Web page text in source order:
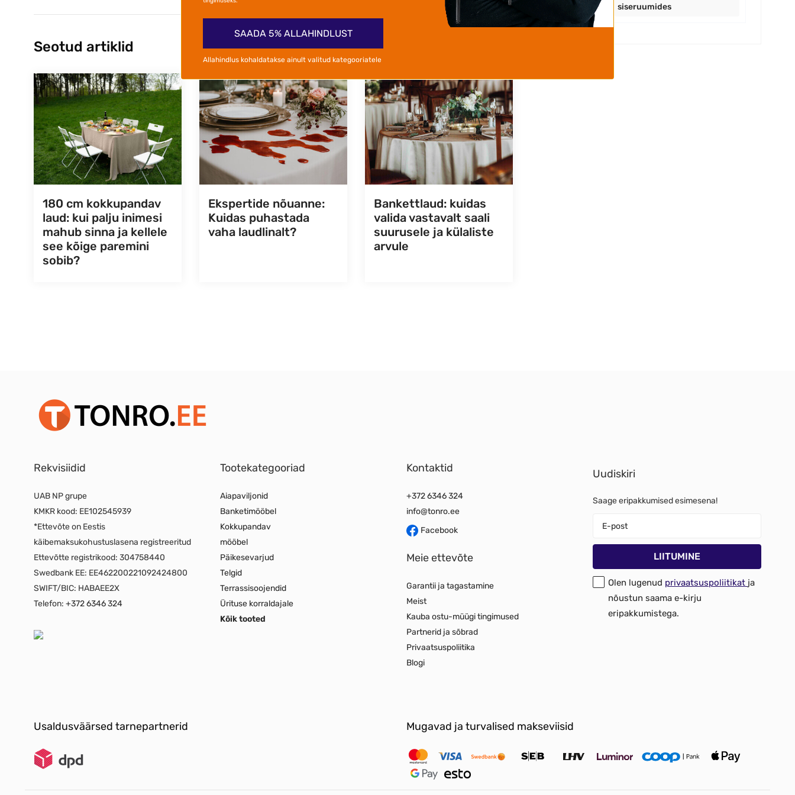
Seotud artiklid
180 cm kokkupandav
laud: kui palju inimesi
mahub sinna ja kellele
see kõige paremini
sobib?
Ekspertide nõuanne:
Kuidas puhastada
vaha laudlinalt?
Bankettlaud: kuidas
valida vastavalt saali
suurusele ja külaliste
arvule
siseruumides
Rekvisiidid
UAB NP grupe
KMKR kood: EE102545939
*Ettevõte on Eestis
käibemaksukohustuslasena registreeritud
Ettevõtte registrikood: 304758440
Swedbank EE: EE462200221092424800
SWIFT/BIC: HABAEE2X
Telefon: +372 6346 324
Tootekategooriad
Aiapaviljonid
Banketimööbel
Kokkupandav
mööbel
Päikesevarjud
Telgid
Terrassisoojendid
Ürituse korraldajale
Kõik tooted
Kontaktid
+372 6346 324
info@tonro.ee
Facebook
Meie ettevõte
Garantii ja tagastamine
Meist
Kauba ostu-müügi tingimused
Partnerid ja sõbrad
Privaatsuspoliitika
Blogi
Uudiskiri
Saage eripakkumised esimesena!
Olen lugenud privaatsuspoliitikat ja
nõustun saama e-kirju
eripakkumistega.
Usaldusväärsed tarnepartnerid Mugavad ja turvalised makseviisid
SAADA 5% ALLAHINDLUST
Allahindlus kohaldatakse ainult valitud kategooriatele